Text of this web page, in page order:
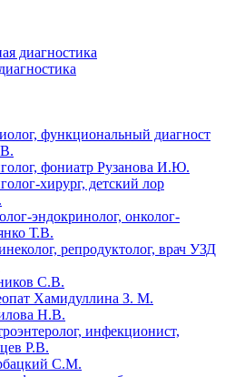
диагностика
функциональный диагност
фониатр Рузанова И.Ю.
хирург, детский лор
эндокринолог, онколог-
Т.В.
репродуктолог, врач УЗД
С.В.
Хамидуллина З. М.
Н.В.
инфекционист,
Р.В.
С.М.